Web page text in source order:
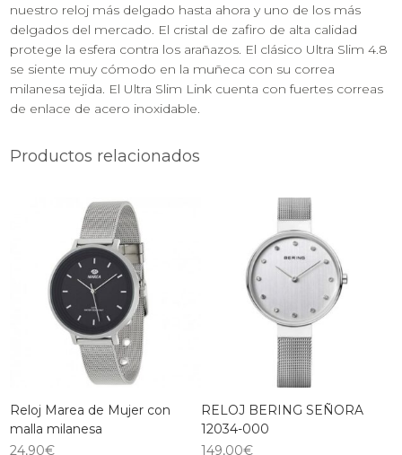
nuestro reloj más delgado hasta ahora y uno de los más
delgados del mercado. El cristal de zafiro de alta calidad
protege la esfera contra los arañazos. El clásico Ultra Slim 4.8
se siente muy cómodo en la muñeca con su correa
milanesa tejida. El Ultra Slim Link cuenta con fuertes correas
de enlace de acero inoxidable.
Productos relacionados
Reloj Marea de Mujer con
malla milanesa
24,90€
RELOJ BERING SEÑORA
12034-000
149,00€